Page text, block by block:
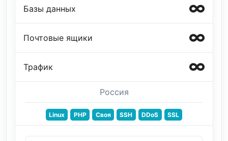
Базы данных
Почтовые ящики
Трафик
Россия
Linux PHP Своя SSH DDoS SSL